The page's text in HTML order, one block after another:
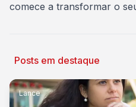
comece a transformar o
Posts em destaque
Lance